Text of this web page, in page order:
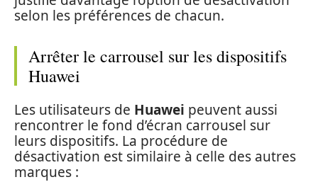
selon les préférences de chacun.
Arrêter le carrousel sur les dispositifs
Huawei
Les utilisateurs de Huawei peuvent aussi
rencontrer le fond d’écran carrousel sur
leurs dispositifs. La procédure de
désactivation est similaire à celle des autres
marques :